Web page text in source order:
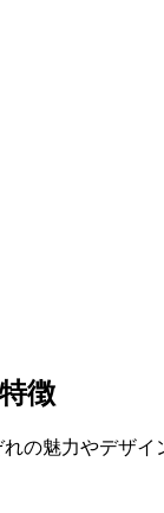
徴
の魅力やデザ